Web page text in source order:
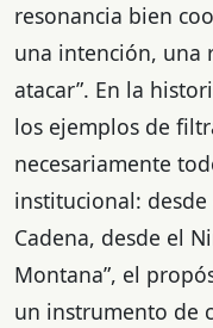
resonancia bien
una intención, una
atacar”. En la
los ejemplos de
necesariamente
institucional: desde
Cadena, desde el
Montana”, el
un instrumento de